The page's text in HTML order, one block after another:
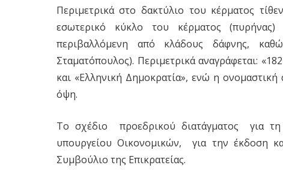
Περιμετρικά στο δακτύλιο του κέρματος
εσωτερικό κύκλο του κέρματος (πυρήνας)
περιβαλλόμενη από κλάδους δάφνης,
Σταματόπουλος). Περιμετρικά αναγράφεται:
και «Ελληνική Δημοκρατία», ενώ η
όψη.
Το σχέδιο προεδρικού διατάγματος για
υπουργείου Οικονομικών, για την έκδοση
Συμβούλιο της Επικρατείας.